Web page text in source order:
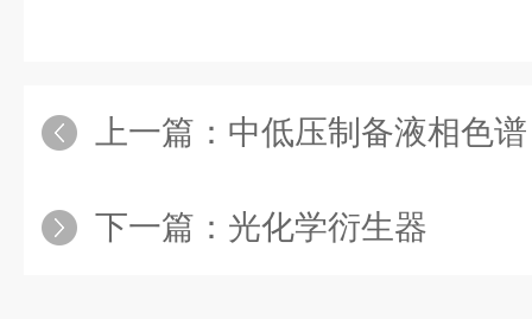
上一篇： 中低压制备液相色谱
下一篇： 光化学衍生器